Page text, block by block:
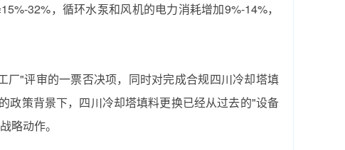
32%，循环水泵和风机的电力消耗增加9%-14%，
"评审的一票否决项，同时对完成合规‌四川冷却塔填
政策背景下，‌四川冷却塔填料更换‌已经从过去的"设备
略动作。